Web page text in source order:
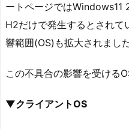
ートページでは
H2だけで発生するとされて
響範囲(OS)も拡大されました
この不具合の影響を受ける
▼クライアントOS